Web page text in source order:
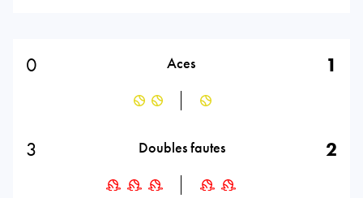
0 Aces 1
3 Doubles fautes 2